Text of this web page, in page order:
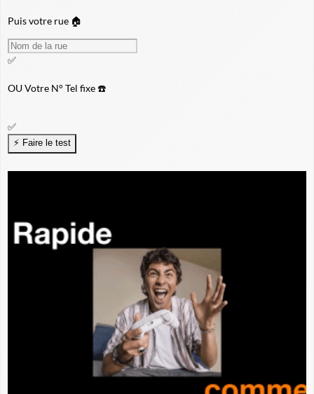
Puis votre rue 🏠
✅
OUVotre N° Tel fixe ☎️
✅